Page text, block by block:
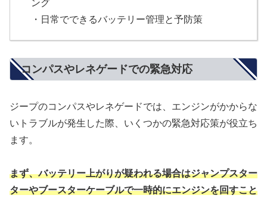
ング
・日常でできるバッテリー管理と予防策
コンパスやレネゲードでの緊急対応
ジープのコンパスやレネゲードでは、エンジンがかからな
いトラブルが発生した際、いくつかの緊急対応策が役立ち
ます。
まず、バッテリー上がりが疑われる場合はジャンプスター
ターやブースターケーブルで一時的にエンジンを回すこと